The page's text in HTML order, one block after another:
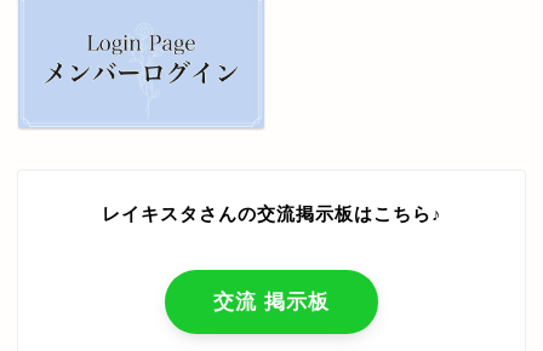
レイキスタさんの交流掲示板はこちら♪
交流 掲示板